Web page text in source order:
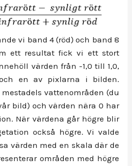
vi band 4 (röd) och band 8
ett resultat fick vi ett stort
värden från -1,0 till 1,0,
en av pixlarna i bilden.
vattenområden (du
bild) och värden nära 0 har
När värdena går högre blir
också högre. Vi valde
värden med en skala där de
områden med högre